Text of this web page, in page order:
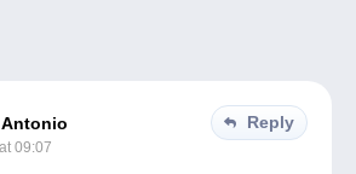
Antonio
09:07
Reply